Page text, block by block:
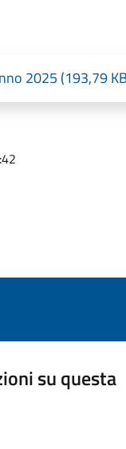
2025 (193,79
su questa